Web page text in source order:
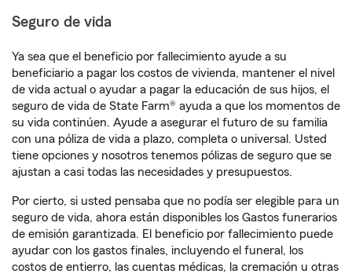
Seguro de vida
Ya sea que el beneficio por fallecimiento ayude a su
beneficiario a pagar los costos de vivienda, mantener el nivel
de vida actual o ayudar a pagar la educación de sus hijos, el
seguro de vida de State Farm® ayuda a que los momentos de
su vida continúen. Ayude a asegurar el futuro de su familia
con una póliza de vida a plazo, completa o universal. Usted
tiene opciones y nosotros tenemos pólizas de seguro que se
ajustan a casi todas las necesidades y presupuestos.
Por cierto, si usted pensaba que no podía ser elegible para un
seguro de vida, ahora están disponibles los Gastos funerarios
de emisión garantizada. El beneficio por fallecimiento puede
ayudar con los gastos finales, incluyendo el funeral, los
costos de entierro, las cuentas médicas, la cremación u otras